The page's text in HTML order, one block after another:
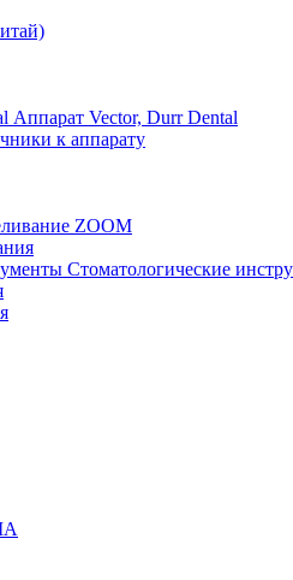
Аппарат Vector, Durr Dental
к аппарату
ZOOM
Стоматологические